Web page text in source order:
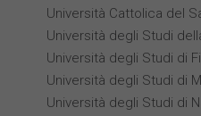
Università Cattolica del
Università degli Studi
Università degli Studi di
Università degli Studi di
Università degli Studi di